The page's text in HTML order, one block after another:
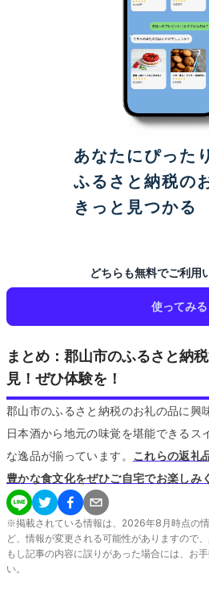
あなたにぴった
ふるさと納税の
きっと見つかる
どちらも無料でご利用
使ってみる
まとめ：郡山市のふるさと納
見！ぜひ体験を！
郡山市のふるさと納税のお礼の品に興
日本酒から地元の味覚を堪能できるス
な逸品が揃っています。 これらの返礼
豊かな食文化をぜひご自宅でお楽しみ
※掲載されている情報は、 2026年8 月時点の
ど、情報が変更される可能性がありますので
もし記事の内容に誤りがあった場合には、お
い。